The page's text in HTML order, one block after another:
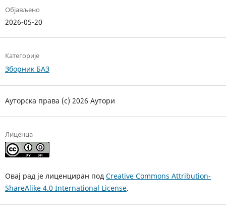
Објављено
2026-05-20
Категорије
Зборник БАЗ
Ауторска права (c) 2026 Аутори
Лиценца
Овај рад је лиценциран под Creative Commons Attribution-
ShareAlike 4.0 International License.